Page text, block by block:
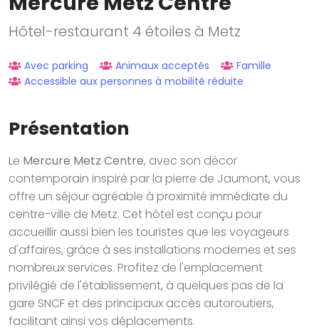
Hôtel-restaurant 4 étoiles à Metz
Avec parking Animaux acceptés
Famille
Accessible aux personnes à mobilité réduite
Présentation
Le Mercure Metz Centre, avec son décor
contemporain inspiré par la pierre de Jaumont, vous
offre un séjour agréable à proximité immédiate du
centre-ville de Metz. Cet hôtel est conçu pour
accueillir aussi bien les touristes que les voyageurs
d'affaires, grâce à ses installations modernes et ses
nombreux services. Profitez de l'emplacement
privilégié de l'établissement, à quelques pas de la
gare SNCF et des principaux accès autoroutiers,
facilitant ainsi vos déplacements.